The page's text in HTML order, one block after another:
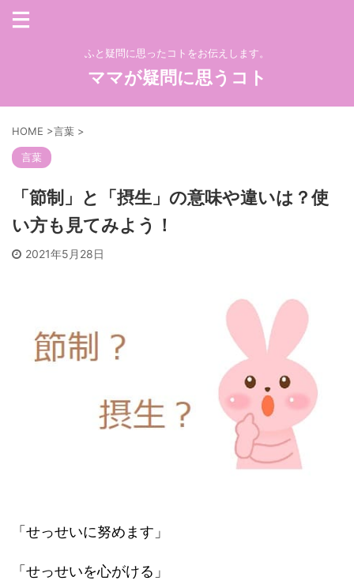
ふと疑問に思ったコトをお伝えします。
ママが疑問に思うコト
HOME >言葉 >
言葉
「節制」と「摂生」の意味や違いは？使
い方も見てみよう！
2021年5月28日
「せっせいに努めます」
「せっせいを心がける」